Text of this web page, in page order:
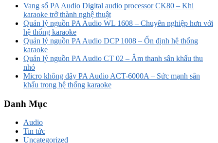
Vang số PA Audio Digital audio processor CK80 – Khi
karaoke trở thành nghệ thuật
Quản lý nguồn PA Audio WL 1608 – Chuyên nghiệp hơn với
hệ thống karaoke
Quản lý nguồn PA Audio DCP 1008 – Ổn định hệ thống
karaoke
Quản lý nguồn PA Audio CT 02 – Âm thanh sân khấu thu
nhỏ
Micro không dây PA Audio ACT-6000A – Sức mạnh sân
khấu trong hệ thống karaoke
Danh Mục
Audio
Tin tức
Uncategorized